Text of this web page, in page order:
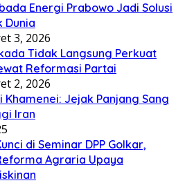
Energi Prabowo Jadi Solusi
Dunia
3, 2026
Tidak Langsung Perkuat
Reformasi Partai
2, 2026
Khamenei: Jejak Panjang Sang
Iran
di Seminar DPP Golkar,
Agraria Upaya